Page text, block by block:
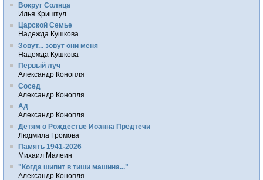
Вокруг Солнца
Илья Криштул
Царской Семье
Надежда Кушкова
Зовут... зовут они меня
Надежда Кушкова
Первый луч
Александр Конопля
Сосед
Александр Конопля
Ад
Александр Конопля
Детям о Рождестве Иоанна Предтечи
Людмила Громова
Память 1941-2026
Михаил Малеин
"Когда шипит в тиши машина..."
Александр Конопля